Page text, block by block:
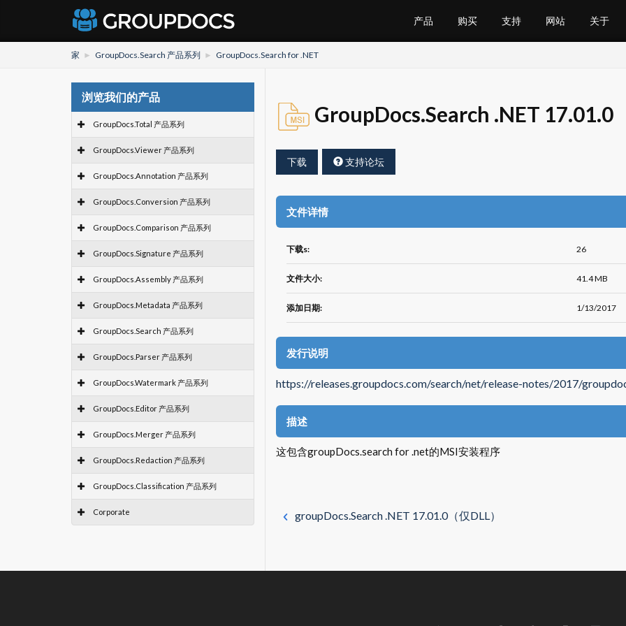
产品 购买 支持 网站 关于
家 GroupDocs.Search 产品系列 GroupDocs.Search for .NET
浏览我们的产品
GroupDocs.Total 产品系列
GroupDocs.Viewer 产品系列
GroupDocs.Annotation 产品系列
GroupDocs.Conversion 产品系列
GroupDocs.Comparison 产品系列
GroupDocs.Signature 产品系列
GroupDocs.Assembly 产品系列
GroupDocs.Metadata 产品系列
GroupDocs.Search 产品系列
GroupDocs.Parser 产品系列
GroupDocs.Watermark 产品系列
GroupDocs.Editor 产品系列
GroupDocs.Merger 产品系列
GroupDocs.Redaction 产品系列
GroupDocs.Classification 产品系列
Corporate
GroupDocs.Search .NET 17.01.0
下载 支持论坛
文件详情
下载s: 26
文件大小: 41.4 MB
添加日期: 1/13/2017
发行说明
https://releases.groupdocs.com/search/net/release-notes/2017/
描述
这包含groupDocs.search for .net的MSI安装程序
groupDocs.Search .NET 17.01.0（仅DLL）